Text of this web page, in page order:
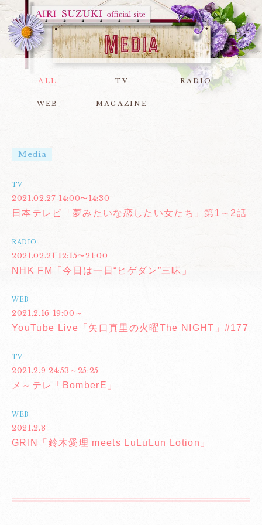
ALL TV RADIO
WEB MAGAZINE
Media
TV
2021.02.27 14:00〜14:30
日本テレビ「夢みたいな恋したい女たち」第1～2話
RADIO
2021.02.21 12:15〜21:00
NHK FM「今日は一日“ヒゲダン”三昧」
WEB
2021.2.16 19:00～
YouTube Live「矢口真里の火曜The NIGHT」#177
TV
2021.2.9 24:53～25:25
メ～テレ「BomberE」
WEB
2021.2.3
GRIN「鈴木愛理 meets LuLuLun Lotion」